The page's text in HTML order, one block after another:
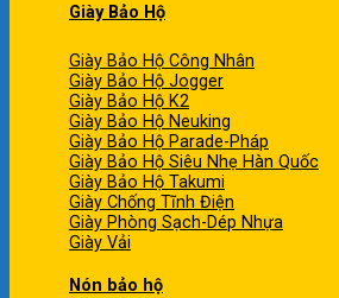
Giày Bảo Hộ
Giày Bảo Hộ Công Nhân
Giày Bảo Hộ Jogger
Giày Bảo Hộ K2
Giày Bảo Hộ Neuking
Giày Bảo Hộ Parade-Pháp
Giày Bảo Hộ Siêu Nhẹ Hàn Quốc
Giày Bảo Hộ Takumi
Giày Chống Tĩnh Điện
Giày Phòng Sạch-Dép Nhựa
Giày Vải
Nón bảo hộ